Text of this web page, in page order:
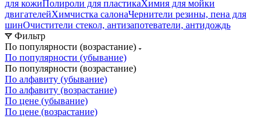
для кожиПолироли для пластикаХимия для мойки
двигателейХимчистка салонаЧернители резины, пена для
шинОчистители стекол, антизапотеватели, антидождь
Фильтр
По популярности (возрастание)
По популярности (убывание)
По популярности (возрастание)
По алфавиту (убывание)
По алфавиту (возрастание)
По цене (убывание)
По цене (возрастание)